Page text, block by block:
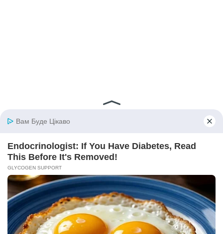
© 2026 iBilingua
Політика конфіденційності та умови користування
сайтом (Privacy Policy)